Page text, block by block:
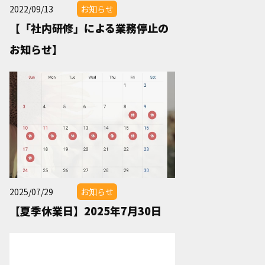
2022/09/13 お知らせ
【「社内研修」による業務停止の
お知らせ】
2025/07/29 お知らせ
【夏季休業日】2025年7月30日